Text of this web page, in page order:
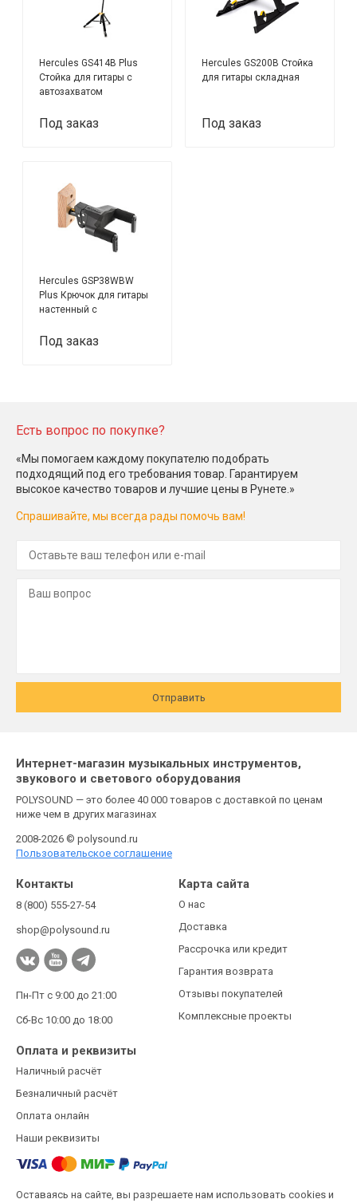
Hercules GS414B Plus
Стойка для гитары с
автозахватом
Под заказ
Hercules GS200B Стойка
для гитары складная
Под заказ
Hercules GSP38WBW
Plus Крючок для гитары
настенный с
крепление) коричневое
Под заказ
Есть вопрос по покупке?
«Мы помогаем каждому покупателю подобрать
подходящий под его требования товар. Гарантируем
высокое качество товаров и лучшие цены в Рунете.»
Спрашивайте, мы всегда рады помочь вам!
Отправить
Интернет-магазин музыкальных инструментов,
звукового и светового оборудования
POLYSOUND — это более 40 000 товаров с доставкой по ценам
ниже чем в других магазинах
2008-2026 © polysound.ru
Пользовательское соглашение
Контакты
8 (800) 555-27-54
shop@polysound.ru
Пн-Пт с 9:00 до 21:00
Сб-Вс 10:00 до 18:00
Карта сайта
О нас
Доставка
Рассрочка или кредит
Гарантия возврата
Отзывы покупателей
Комплексные проекты
Оплата и реквизиты
Наличный расчёт
Безналичный расчёт
Оплата онлайн
Наши реквизиты
Оставаясь на сайте, вы разрешаете нам использовать cookies и